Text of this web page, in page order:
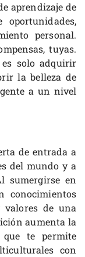
aprendizaje de
personal.
tuyas.
es solo adquirir
la belleza de
a un nivel
de entrada a
del mundo y a
sumergirse en
conocimientos
valores de una
aumenta la
te permite
con